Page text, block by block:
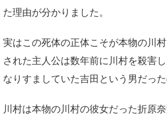
た理由が分かりました。
実はこの死体の正体こそが本物の川
された主人公は数年前に川村を殺害
なりすましていた吉田という男だった
川村は本物の川村の彼女だった折原